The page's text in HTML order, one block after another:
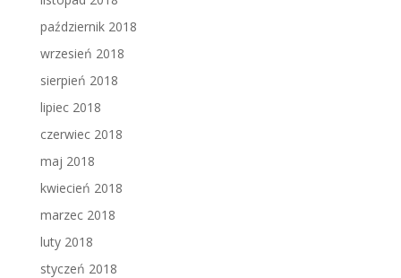
październik 2018
wrzesień 2018
sierpień 2018
lipiec 2018
czerwiec 2018
maj 2018
kwiecień 2018
marzec 2018
luty 2018
styczeń 2018